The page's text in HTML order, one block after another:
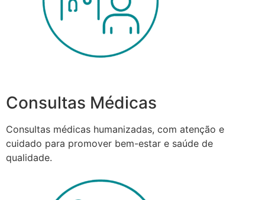
Consultas Médicas
Consultas médicas humanizadas, com atenção e
cuidado para promover bem-estar e saúde de
qualidade.